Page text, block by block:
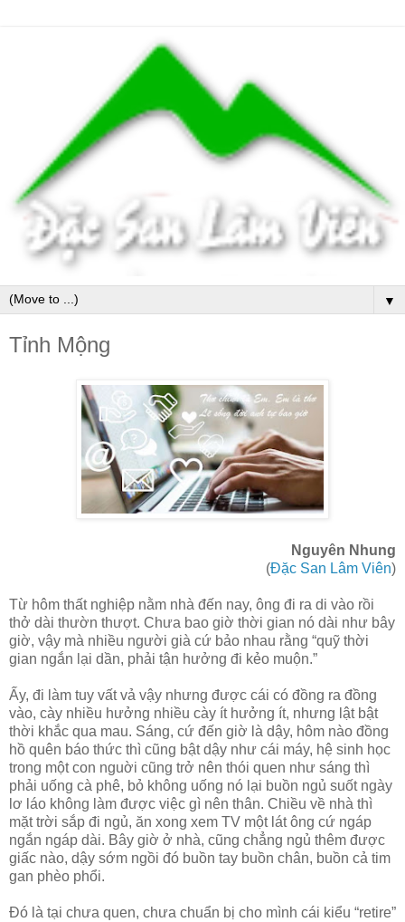
▼
Tỉnh Mộng
Nguyên Nhung
(Đặc San Lâm Viên)
Từ hôm thất nghiệp nằm nhà đến nay, ông đi ra di vào rồi
thở dài thườn thượt. Chưa bao giờ thời gian nó dài như bây
giờ, vậy mà nhiều người già cứ bảo nhau rằng “quỹ thời
gian ngắn lại dần, phải tận hưởng đi kẻo muộn.”
Ấy, đi làm tuy vất vả vậy nhưng được cái có đồng ra đồng
vào, cày nhiều hưởng nhiều cày ít hưởng ít, nhưng lật bật
thời khắc qua mau. Sáng, cứ đến giờ là dậy, hôm nào đồng
hồ quên báo thức thì cũng bật dậy như cái máy, hệ sinh học
trong một con nguời cũng trở nên thói quen như sáng thì
phải uống cà phê, bỏ không uống nó lại buồn ngủ suốt ngày
lơ láo không làm được việc gì nên thân. Chiều về nhà thì
mặt trời sắp đi ngủ, ăn xong xem TV một lát ông cứ ngáp
ngắn ngáp dài. Bây giờ ở nhà, cũng chẳng ngủ thêm được
giấc nào, dậy sớm ngồi đó buồn tay buồn chân, buồn cả tim
gan phèo phổi.
Đó là tại chưa quen, chưa chuẩn bị cho mình cái kiểu “retire”